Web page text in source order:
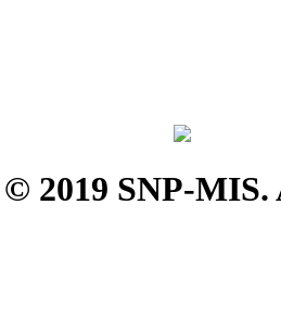
2019 SNP-MIS.